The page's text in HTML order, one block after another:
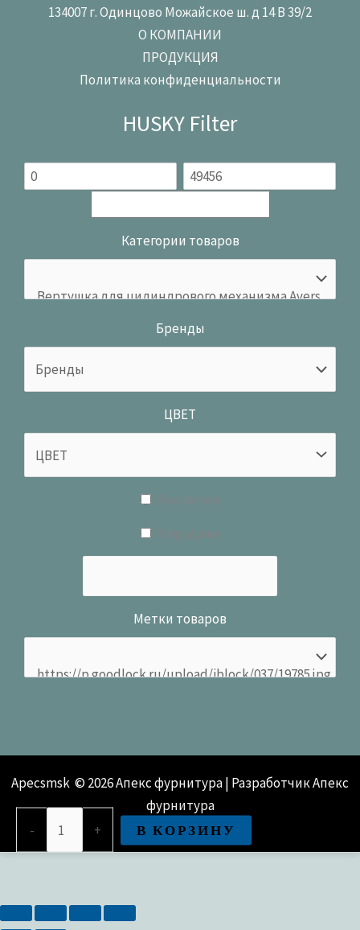
134007 г. Одинцово Можайское ш. д 14 В 39/2
О КОМПАНИИ
ПРОДУКЦИЯ
Политика конфиденциальности
HUSKY Filter
Категории товаров
Бренды
ЦВЕТ
Метки товаров
Apecsmsk © 2026 Апекс фурнитура | Разработчик Апекс
фурнитура
-
Apecs
+ В КОРЗИНУ